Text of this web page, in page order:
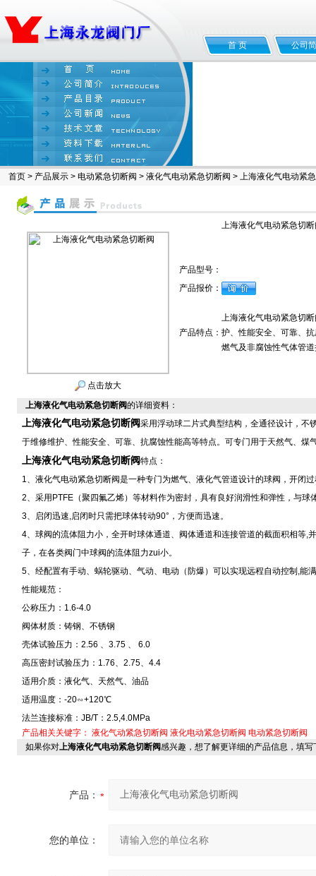
首 页 公司
首页 > 产品展示 > 电动紧急切断阀 > 液化气电动紧急切断阀 > 上海液化气电动紧
上海液化气电动紧急切
点击放大
产品型号：
产品报价：
产品特点：
上海液化气电动紧急切
护、性能安全、可靠、
燃气及非腐蚀性气体管
上海液化气电动紧急切断阀的详细资料：
上海液化气电动紧急切断阀采用浮动球二片式典型结构，全通径设计，不
于维修维护、性能安全、可靠、抗腐蚀性能高等特点。可专门用于天然气、
上海液化气电动紧急切断阀特点：
1、液化气电动紧急切断阀是一种专门为燃气、液化气管道设计的球阀，开闭
2、采用PTFE（聚四氟乙烯）等材料作为密封，具有良好润滑性和弹性，与球
3、启闭迅速,启闭时只需把球体转动90°，方便而迅速。
4、球阀的流体阻力小，全开时球体通道、阀体通道和连接管道的截面积相等,
子，在各类阀门中球阀的流体阻力zui小。
5、经配置有手动、蜗轮驱动、气动、电动（防爆）可以实现远程自动控制,能
性能规范：
公称压力：1.6-4.0
阀体材质：铸钢、不锈钢
壳体试验压力：2.56 、3.75 、 6.0
高压密封试验压力：1.76、2.75、4.4
适用介质：液化气、天然气、油品
适用温度：-20∽+120℃
法兰连接标准：JB/T：2.5,4.0MPa
产品相关关键字： 液化气动紧急切断阀 液化电动紧急切断阀 电动紧急切断阀
如果你对上海液化气电动紧急切断阀感兴趣，想了解更详细的产品信息，填
产品：
您的单位：